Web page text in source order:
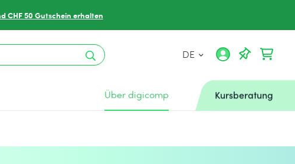
CHF 50 Gutschein erhalten
DE
Über digicomp Kursberatung